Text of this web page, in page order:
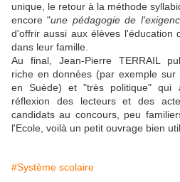
unique, le retour à la méthode
encore "une pédagogie de
d'offrir aussi aux élèves l'éducation
dans leur famille.
Au final, Jean-Pierre TERRAIL
riche en données (par exemple
en Suède) et "très politique"
réflexion des lecteurs et des
candidats au concours, peu
l'Ecole, voilà un petit ouvrage bien
#Système scolaire